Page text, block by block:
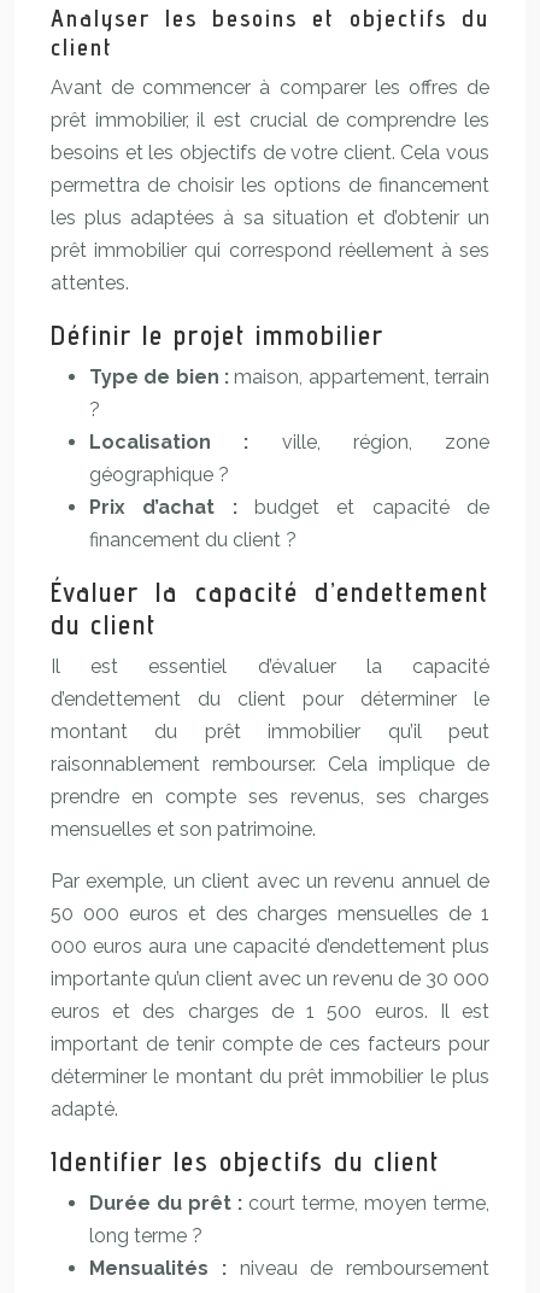
Analyser les besoins et objectifs du
client
Avant de commencer à comparer les offres de
prêt immobilier, il est crucial de comprendre les
besoins et les objectifs de votre client. Cela vous
permettra de choisir les options de financement
les plus adaptées à sa situation et d’obtenir un
prêt immobilier qui correspond réellement à ses
attentes.
Définir le projet immobilier
Type de bien :maison, appartement, terrain
?
Localisation : ville, région, zone
géographique ?
Prix d’achat : budget et capacité de
financement du client ?
Évaluer la capacité d’endettement
du client
Il est essentiel d’évaluer la capacité
d’endettement du client pour déterminer le
montant du prêt immobilier qu’il peut
raisonnablement rembourser. Cela implique de
prendre en compte ses revenus, ses charges
mensuelles et son patrimoine.
Par exemple, un client avec un revenu annuel de
50 000 euros et des charges mensuelles de 1
000 euros aura une capacité d’endettement plus
importante qu’un client avec un revenu de 30 000
euros et des charges de 1 500 euros. Il est
important de tenir compte de ces facteurs pour
déterminer le montant du prêt immobilier le plus
adapté.
Identifier les objectifs du client
Durée du prêt : court terme, moyen terme,
long terme ?
Mensualités : niveau de remboursement